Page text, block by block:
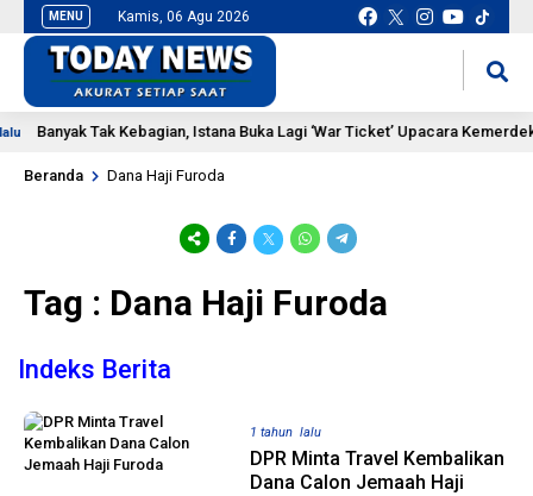
MENU Kamis, 06 Agu 2026
Banyak Tak Kebagian, Istana Buka Lagi ‘War Ticket’ Upacara
Beranda Dana Haji Furoda
Tag : Dana Haji Furoda
Indeks Berita
1 tahun lalu
DPR Minta Travel Kembalikan
Dana Calon Jemaah Haji